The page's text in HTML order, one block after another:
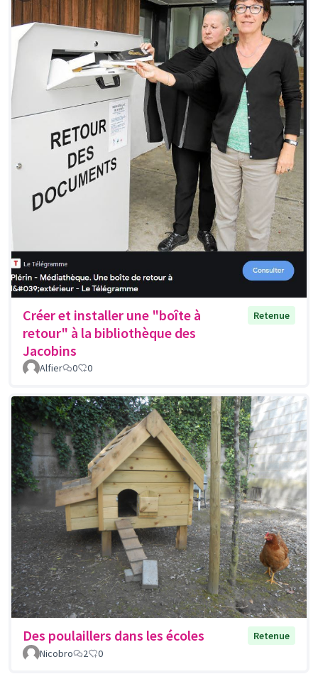
Créer et installer une "boîte à
retour" à la bibliothèque des
Jacobins
Retenue
Alfier 0 0
Des poulaillers dans les écoles
Retenue
Nicobro
2 0